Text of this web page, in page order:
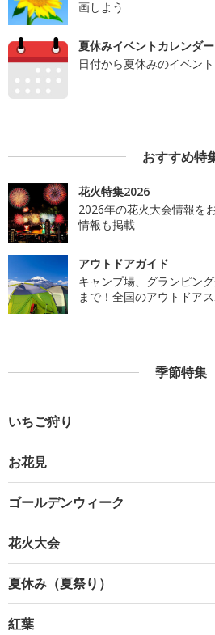
画しよう
夏休みイベントカレンダー
日付から夏休みのイベン
おすすめ特
花火特集2026
2026年の花火大会情報を
情報も掲載
アウトドアガイド
キャンプ場、グランピン
まで！全国のアウトドア
季節特集
いちご狩り
お花見
ゴールデンウィーク
花火大会
夏休み（夏祭り）
紅葉